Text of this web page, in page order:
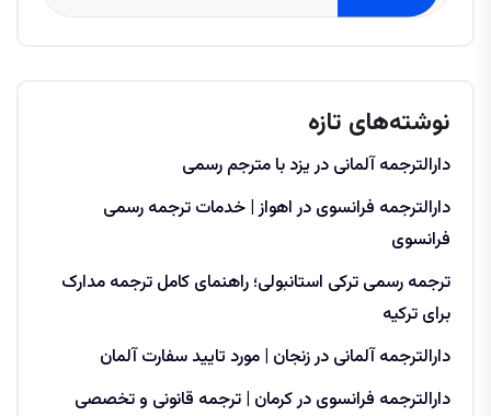
نوشته‌های تازه
دارالترجمه آلمانی در یزد با مترجم رسمی
دارالترجمه فرانسوی در اهواز | خدمات ترجمه رسمی
فرانسوی
ترجمه رسمی ترکی استانبولی؛ راهنمای کامل ترجمه مدارک
برای ترکیه
دارالترجمه آلمانی در زنجان | مورد تایید سفارت آلمان
دارالترجمه فرانسوی در کرمان | ترجمه قانونی و تخصصی